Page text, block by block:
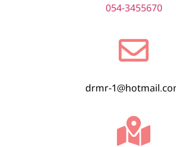
054-3455670
drmr-